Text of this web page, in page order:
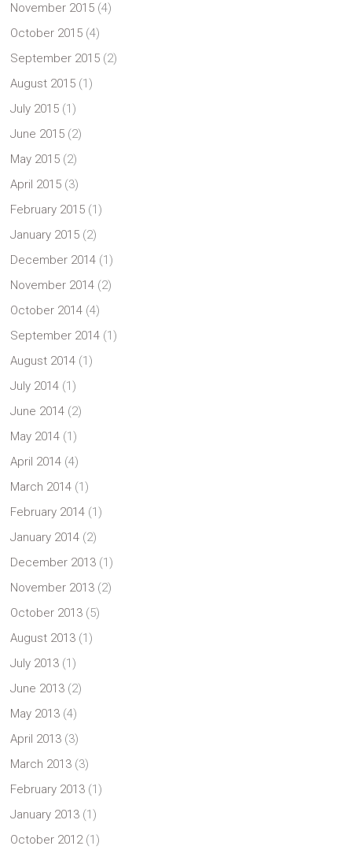
November 2015 (4)
October 2015 (4)
September 2015 (2)
August 2015 (1)
July 2015 (1)
June 2015 (2)
May 2015 (2)
April 2015 (3)
February 2015 (1)
January 2015 (2)
December 2014 (1)
November 2014 (2)
October 2014 (4)
September 2014 (1)
August 2014 (1)
July 2014 (1)
June 2014 (2)
May 2014 (1)
April 2014 (4)
March 2014 (1)
February 2014 (1)
January 2014 (2)
December 2013 (1)
November 2013 (2)
October 2013 (5)
August 2013 (1)
July 2013 (1)
June 2013 (2)
May 2013 (4)
April 2013 (3)
March 2013 (3)
February 2013 (1)
January 2013 (1)
October 2012(1)